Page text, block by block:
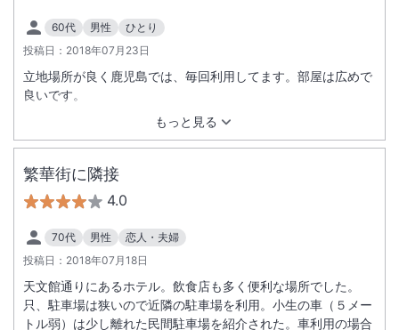
60代 男性
ひとり
投稿日： 2018年07月23日
もっと見る
立地場所が良く鹿児島では、毎回利用してます。部屋は広めで
良いです。
繁華街に隣接
4.0
70代 男性
恋人・夫婦
投稿日： 2018年07月18日
天文館通りにあるホテル。飲食店も多く便利な場所でした。
只、駐車場は狭いので近隣の駐車場を利用。小生の車（５メー
トル弱）は少し離れた民間駐車場を紹介された。車利用の場合